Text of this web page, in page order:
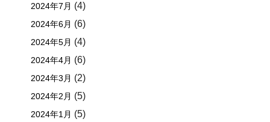
2024年7月 (4)
2024年6月 (6)
2024年5月 (4)
2024年4月 (6)
2024年3月 (2)
2024年2月 (5)
2024年1月 (5)